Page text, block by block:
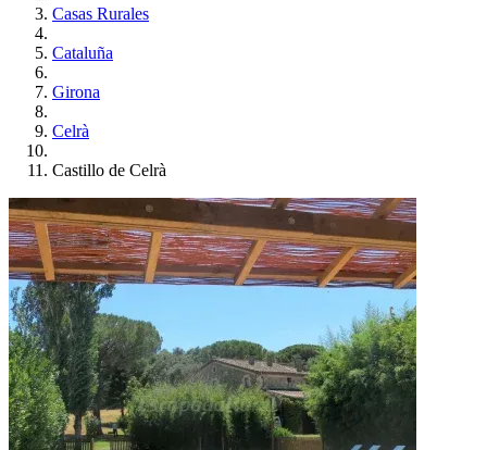
Casas Rurales
Cataluña
Girona
Celrà
Castillo de Celrà